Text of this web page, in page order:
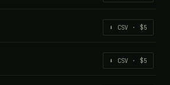
⬇ CSV · $5
⬇ CSV · $5